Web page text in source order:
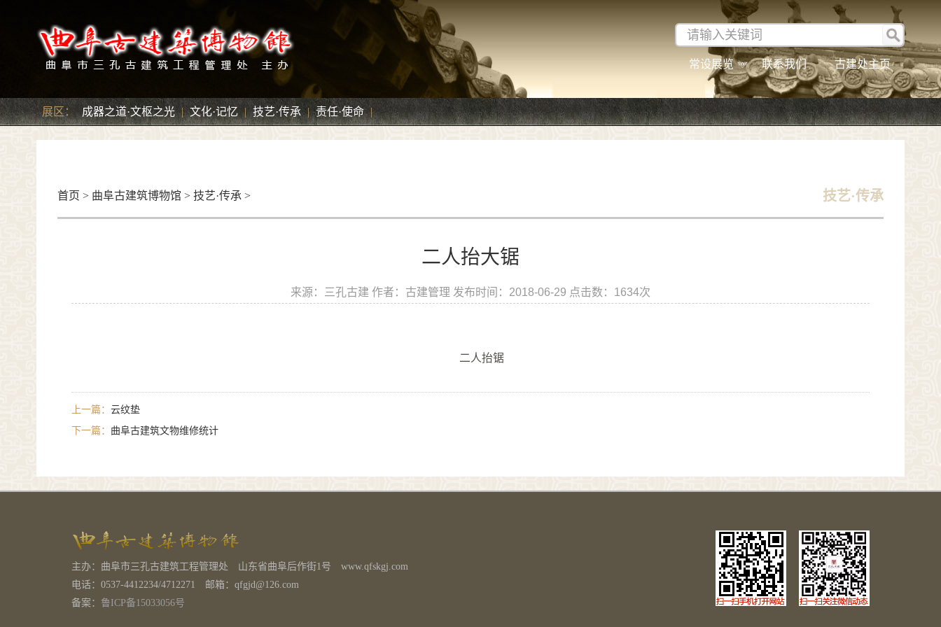
常设展览 联系我们 古建处主页
展区： 成器之道·文枢之光 | 文化·记忆 | 技艺·传承 | 责任·使命 |
首页 > 曲阜古建筑博物馆 > 技艺·传承 > 技艺·传承
二人抬大锯
来源：三孔古建 作者：古建管理 发布时间：2018-06-29 点击数： 1634次
二人抬锯
上一篇： 云纹垫
下一篇： 曲阜古建筑文物维修统计
主办：曲阜市三孔古建筑工程管理处 山东省曲阜后作街1号 www.qfskgj.com
电话：0537-4412234/4712271 邮箱：qfgjd@126.com
备案： 鲁ICP备15033056号